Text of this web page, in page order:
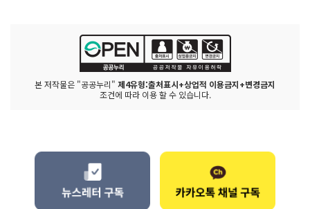
본 저작물은 "공공누리" 제4유형:출처표시+상업적 이용금지+변경금지
조건에 따라 이용 할 수 있습니다.